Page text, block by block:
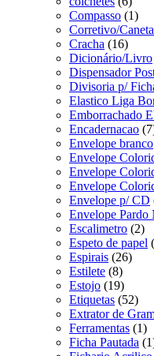
Compasso (1)
Corretivo/Caneta
Cracha (16)
Dicionário/Livro
Dispensador
Divisoria p/
Elastico Liga
Emborrachado
Encadernacao
Envelope branco
Envelope
Envelope
Envelope
Envelope p/ CD
Envelope Pardo
Escalimetro (2)
Espeto de papel
Espirais (26)
Estilete (8)
Estojo (19)
Etiquetas (52)
Extrator de
Ferramentas (1)
Ficha Pautada